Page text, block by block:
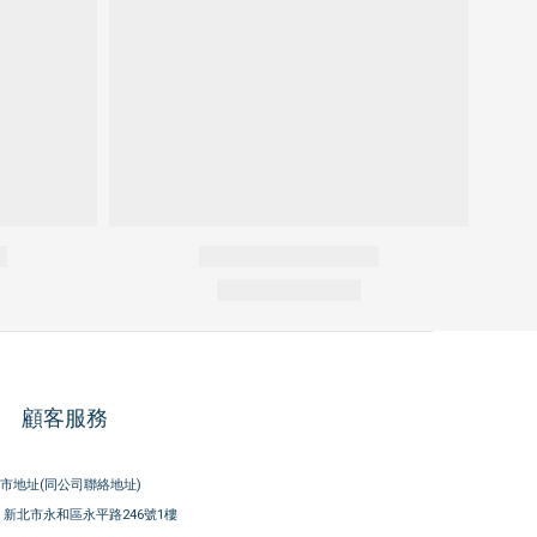
顧客服務
地址(同公司聯絡地址)
新北市永和區永平路246號1樓